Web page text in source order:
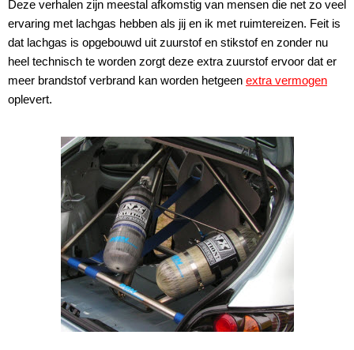
Deze verhalen zijn meestal afkomstig van mensen die net zo veel
ervaring met lachgas hebben als jij en ik met ruimtereizen. Feit is
dat lachgas is opgebouwd uit zuurstof en stikstof en zonder nu
heel technisch te worden zorgt deze extra zuurstof ervoor dat er
meer brandstof verbrand kan worden hetgeen extra vermogen
oplevert.